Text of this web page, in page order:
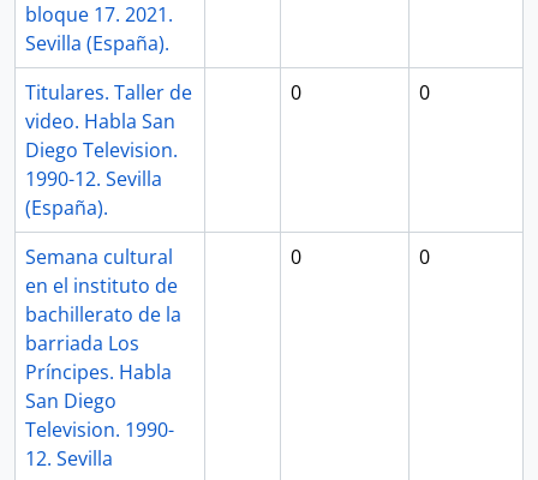
bloque 17. 2021.
Sevilla (España).
Titulares. Taller de
video. Habla San
Diego Television.
1990-12. Sevilla
(España).
0 0
Semana cultural
en el instituto de
bachillerato de la
barriada Los
Príncipes. Habla
San Diego
Television. 1990-
12. Sevilla
0 0